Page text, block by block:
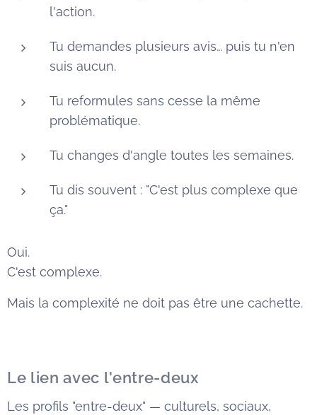
l'action.
Tu demandes plusieurs avis… puis tu n'en
suis aucun.
Tu reformules sans cesse la même
problématique.
Tu changes d'angle toutes les semaines.
Tu dis souvent : "C'est plus complexe que
ça."
Oui.
C'est complexe.
Mais la complexité ne doit pas être une cachette.
Le lien avec l'entre-deux
Les profils "entre-deux" — culturels, sociaux,